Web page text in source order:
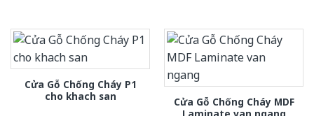
Cửa Gỗ Chống Cháy P1
cho khach san
Cửa Gỗ Chống Cháy MDF
Laminate van ngang